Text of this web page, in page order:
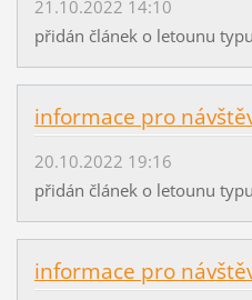
21.10.2022 14:10
přidán článek o letounu
informace pro
20.10.2022 19:16
přidán článek o letounu
informace pro